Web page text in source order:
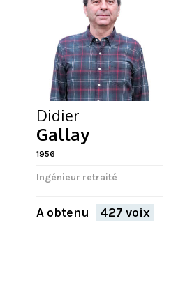
Didier
Gallay
1956
Ingénieur retraité
A obtenu 427 voix